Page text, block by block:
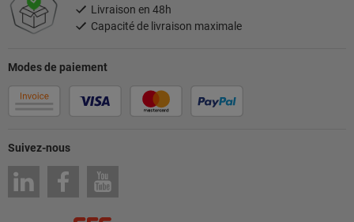
Suivez-nous
Modes de paiement
Livraison en 48h
Capacité de livraison maximale